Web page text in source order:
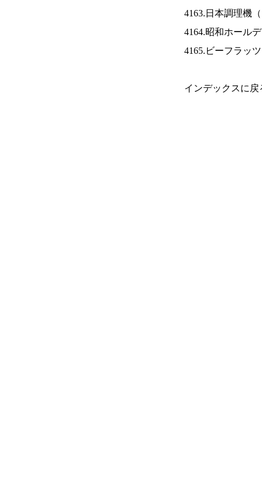
4163.日本調理機（
4164.昭和ホール
4165.ビーフラッ
インデックスに戻